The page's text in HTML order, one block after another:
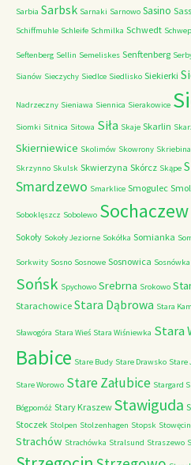
Sarbia Sarbsk Sarnaki Sarnowo Sasino
Schiffmuhle Schleife Schmilka Schwedt
Seftenberg Sellin Semeliskes Senftenberg
Sianów Sieczychy Siedlce Siedlisko Siekierki
Nadrzeczny Sieniawa Siennica Sierakowice
Siomki Sitnica Sitowa Siła Skaje Skarlin
Skierniewice Skolimów Skowrony
Skrzynno Skulsk Skwierzyna Skórcz Skąpe
Smardzewo Smarklice Smogulec
Soboklęszcz Sobolewo Sochaczew
Sokoły Sokoły Jeziorne Sokółka Somianka
Sorkwity Sosno Sosnowe Sosnowica Sosnówka
Sońsk Spychowo Srebrna Srokowo
Starachowice Stara Dąbrowa Stara
Sławogóra Stara Wieś Stara Wiśniewka Stara
Babice Stare Budy Stare Drawsko Stare
Stare Worowo Stare Załubice Stargard
Bógpomóż Stary Kraszew Stawiguda
Stoczek Stolpen Stolzenhagen Stopsk
Strachów Strachówka Stralsund Straszewo